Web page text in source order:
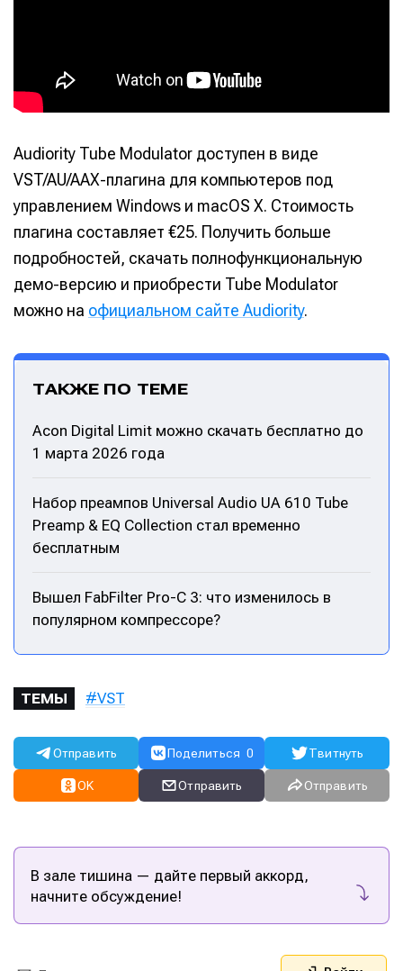
Audiority Tube Modulator доступен в виде
VST/AU/AAX-плагина для компьютеров под
управлением Windows и macOS X. Стоимость
плагина составляет €25. Получить больше
подробностей, скачать полнофункциональную
демо-версию и приобрести Tube Modulator
можно на официальном сайте Audiority.
ТАКЖЕ ПО ТЕМЕ
Acon Digital Limit можно скачать бесплатно до
1 марта 2026 года
Набор преампов Universal Audio UA 610 Tube
Preamp & EQ Collection стал временно
бесплатным
Вышел FabFilter Pro-C 3: что изменилось в
популярном компрессоре?
ТЕМЫ VST
Отправить Поделиться 0 Твитнуть
OK Отправить Отправить
В зале тишина — дайте первый аккорд,
начните обсуждение!